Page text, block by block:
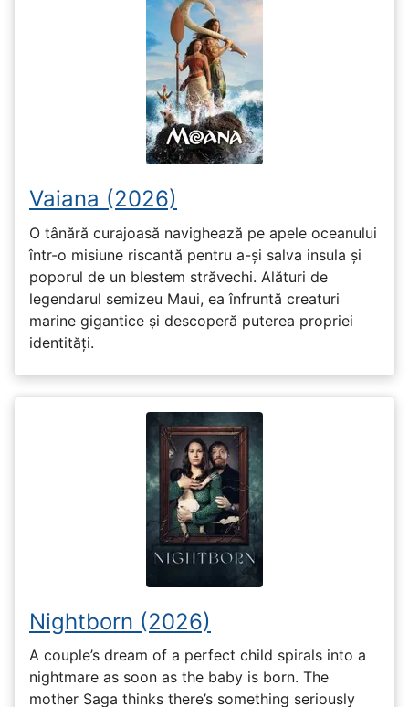
Vaiana (2026)
O tânără curajoasă navighează pe apele oceanului
într-o misiune riscantă pentru a-și salva insula și
poporul de un blestem străvechi. Alături de
legendarul semizeu Maui, ea înfruntă creaturi
marine gigantice și descoperă puterea propriei
identități.
Nightborn (2026)
A couple’s dream of a perfect child spirals into a
nightmare as soon as the baby is born. The
mother Saga thinks there’s something seriously